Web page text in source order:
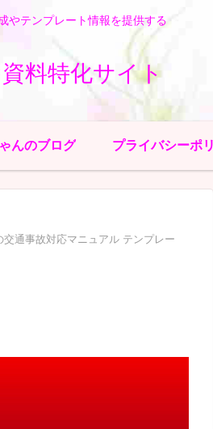
やテンプレート情報を提供する
料特化サイト
んのブログ プライバシーポ
交通事故対応マニュアル テンプレー